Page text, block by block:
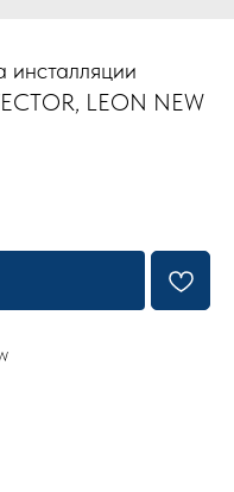
LEON NEW